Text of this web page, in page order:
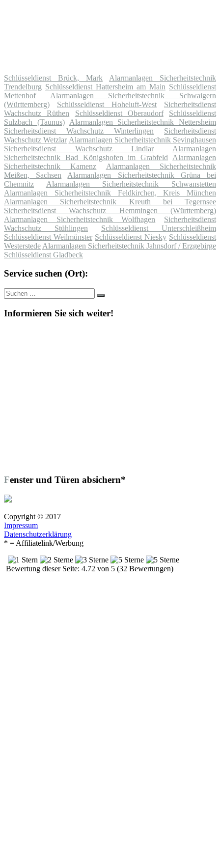
Schlüsseldienst Brück, Mark
Alarmanlagen Sicherheitstechnik
Trendelburg Schlüsseldienst Hattersheim am Main Schlüsseldienst
Mettenhof
Alarmanlagen Sicherheitstechnik Schwaigern
(Württemberg)
Schlüsseldienst Hoheluft-West
Sicherheitsdienst
Wachschutz Rüthen
Schlüsseldienst Oberaudorf
Schlüsseldienst
Sulzbach (Taunus)
Alarmanlagen Sicherheitstechnik Nettersheim
Sicherheitsdienst Wachschutz Winterlingen
Sicherheitsdienst
Wachschutz Wetzlar Alarmanlagen Sicherheitstechnik Sevinghausen
Sicherheitsdienst Wachschutz Lindlar
Alarmanlagen
Sicherheitstechnik Bad Königshofen im Grabfeld
Alarmanlagen
Sicherheitstechnik Kamenz
Alarmanlagen Sicherheitstechnik
Meißen, Sachsen
Alarmanlagen Sicherheitstechnik Grüna bei
Chemnitz
Alarmanlagen Sicherheitstechnik Schwanstetten
Alarmanlagen Sicherheitstechnik Feldkirchen, Kreis München
Alarmanlagen Sicherheitstechnik Kreuth bei Tegernsee
Sicherheitsdienst Wachschutz Hemmingen (Württemberg)
Alarmanlagen Sicherheitstechnik Wolfhagen
Sicherheitsdienst
Wachschutz Stühlingen
Schlüsseldienst Unterschleißheim
Schlüsseldienst Weilmünster Schlüsseldienst Niesky Schlüsseldienst
Westerstede Alarmanlagen Sicherheitstechnik Jahnsdorf / Erzgebirge
Schlüsseldienst Gladbeck
Service suchen (Ort):
Suche
nach:
Suchen
Informieren Sie sich weiter!
Fenster und Türen absichern*
Copyright © 2017
Impressum
Datenschutzerklärung
* = Affiliatelink/Werbung
Bewertung dieser Seite: 4.72 von 5 (32 Bewertungen)